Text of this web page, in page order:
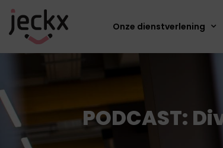
Onze dienstverlening
PODCAST: